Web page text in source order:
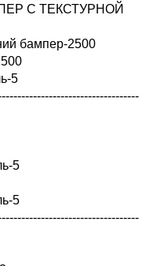
С ТЕКСТУРНОЙ
бампер-2500
5
5
5